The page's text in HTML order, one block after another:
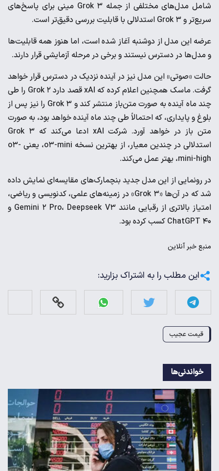
شامل مدل‌های مختلفی از جمله Grok ۳ مینی برای پاسخ‌های
سریع‌تر و Grok ۳ استدلالی با قابلیت بررسی دقیق‌تر است.
عرضه این مدل از دوشنبه آغاز شده است، اما هنوز همه قابلیت‌ها
و مدل‌ها در دسترس نیستند و برخی در مرحله آزمایشی قرار دارند.
حالت «صوتی» این مدل نیز در آینده نزدیک در دسترس قرار خواهد
گرفت. ماسک همچنین اعلام کرده که xAI قصد دارد Grok ۲ را طی
چند ماه آینده به صورت متن‌باز منتشر کند و Grok ۳ را نیز پس از
بلوغ و پایداری، که احتمالاً طی چند ماه آینده خواهد بود، به صورت
متن باز در خواهد آورد. شرکت xAI ادعا می‌کند که Grok ۳
استدلالی در چندین معیار، از بهترین نسخه o۳-mini، یعنی o۳-
mini-high، بهتر عمل می‌کند.
در رونمایی از این مدل جدید بنچمارک‌های مقایسه‌ای نمایش داده
شد که در آن‌ها «Grok ۳» در زمینه‌های علمی، کدنویسی و ریاضی،
امتیاز بالاتری از رقبایی مانند Gemini ۲ Pro، Deepseek V۳ و
ChatGPT ۴۰ کسب کرده بود.
منبعخبر آنلاین
این مطلب را به اشتراک بزارید:
قیمت عجیب
خواندنی‌ها